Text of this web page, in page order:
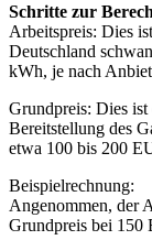
Schritte zur
Arbeitspreis: Dies
Deutschland
kWh, je nach
Grundpreis: Dies
Bereitstellung des
etwa 100 bis 200
Beispielrechnung:
Angenommen, der
Grundpreis bei 150